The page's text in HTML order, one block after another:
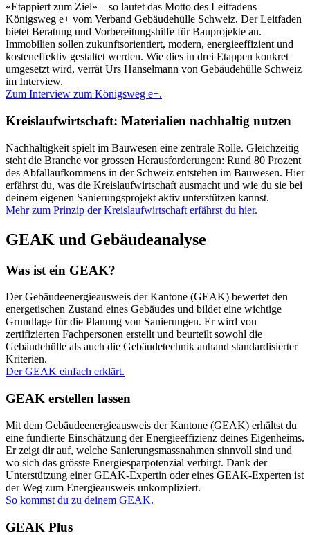
«Etappiert zum Ziel» – so lautet das Motto des Leitfadens
Königsweg e+ vom Verband Gebäudehülle Schweiz. Der Leitfaden
bietet Beratung und Vorbereitungshilfe für Bauprojekte an.
Immobilien sollen zukunftsorientiert, modern, energieeffizient und
kosteneffektiv gestaltet werden. Wie dies in drei Etappen konkret
umgesetzt wird, verrät Urs Hanselmann von Gebäudehülle Schweiz
im Interview.
Zum Interview zum Königsweg e+.
Kreislaufwirtschaft: Materialien nachhaltig nutzen
Nachhaltigkeit spielt im Bauwesen eine zentrale Rolle. Gleichzeitig
steht die Branche vor grossen Herausforderungen: Rund 80 Prozent
des Abfallaufkommens in der Schweiz entstehen im Bauwesen. Hier
erfährst du, was die Kreislaufwirtschaft ausmacht und wie du sie bei
deinem eigenen Sanierungsprojekt aktiv unterstützen kannst.
Mehr zum Prinzip der Kreislaufwirtschaft erfährst du hier.
GEAK und Gebäudeanalyse
Was ist ein GEAK?
Der Gebäudeenergieausweis der Kantone (GEAK) bewertet den
energetischen Zustand eines Gebäudes und bildet eine wichtige
Grundlage für die Planung von Sanierungen. Er wird von
zertifizierten Fachpersonen erstellt und beurteilt sowohl die
Gebäudehülle als auch die Gebäudetechnik anhand standardisierter
Kriterien.
Der GEAK einfach erklärt.
GEAK erstellen lassen
Mit dem Gebäudeenergieausweis der Kantone (GEAK) erhältst du
eine fundierte Einschätzung der Energieeffizienz deines Eigenheims.
Er zeigt dir auf, welche Sanierungsmassnahmen sinnvoll sind und
wo sich das grösste Energiesparpotenzial verbirgt. Dank der
Unterstützung einer GEAK-Expertin oder eines GEAK-Experten ist
der Weg zum Energieausweis unkompliziert.
So kommst du zu deinem GEAK.
GEAK Plus